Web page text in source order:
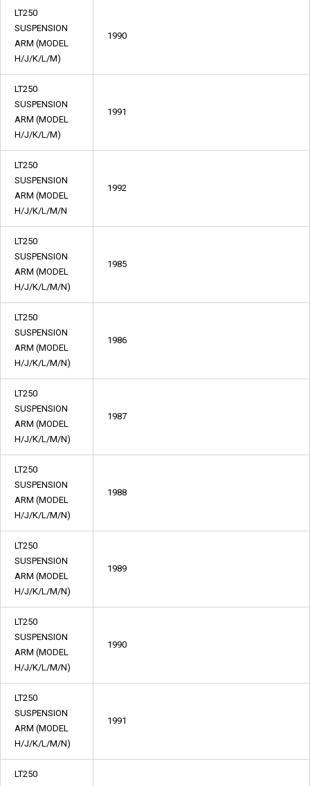
LT250
SUSPENSION
ARM (MODEL
H/J/K/L/M)
1990
LT250
SUSPENSION
ARM (MODEL
H/J/K/L/M)
1991
LT250
SUSPENSION
ARM (MODEL
H/J/K/L/M/N
1992
LT250
SUSPENSION
ARM (MODEL
H/J/K/L/M/N)
1985
LT250
SUSPENSION
ARM (MODEL
H/J/K/L/M/N)
1986
LT250
SUSPENSION
ARM (MODEL
H/J/K/L/M/N)
1987
LT250
SUSPENSION
ARM (MODEL
H/J/K/L/M/N)
1988
LT250
SUSPENSION
ARM (MODEL
H/J/K/L/M/N)
1989
LT250
SUSPENSION
ARM (MODEL
H/J/K/L/M/N)
1990
LT250
SUSPENSION
ARM (MODEL
H/J/K/L/M/N)
1991
LT250